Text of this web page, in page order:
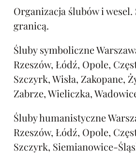
Organizacja ślubów i
granicą.
Śluby symboliczne
Rzeszów, Łódź, Opole,
Szczyrk, Wisła, Zakopane,
Zabrze, Wieliczka,
Śluby humanistyczne
Rzeszów, Łódź, Opole,
Szczyrk, Siemianowice-